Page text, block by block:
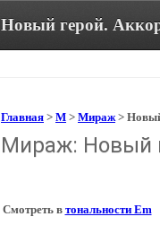
Главная > М > Мираж>
Мираж: Новый
Смотреть в тональности Em